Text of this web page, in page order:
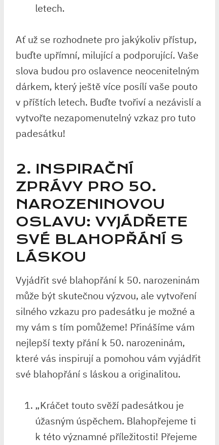
letech.
Ať už se rozhodnete pro jakýkoliv přístup,
buďte upřímní, milující a podporující. Vaše
⁣slova budou pro oslavence neocenitelným
⁣dárkem, který ještě více posílí vaše pouto
v příštích letech. Buďte tvořiví a nezávislí a
vytvořte nezapomenutelný vzkaz pro tuto
padesátku!
2. INSPIRAČNÍ
ZPRÁVY PRO 50.
NAROZENINOVOU
OSLAVU: VYJÁDŘETE
SVÉ​ BLAHOPŘÁNÍ ​S
LÁSKOU
Vyjádřit své blahopřání k 50. narozeninám
může být skutečnou výzvou, ale vytvoření
silného vzkazu pro padesátku je možné a
my vám s tím pomůžeme! Přinášíme vám⁣
nejlepší texty přání k 50.‌ narozeninám,‌
které vás inspirují a pomohou vám vyjádřit
své blahopřání s‍ láskou a originalitou.
„Kráčet touto svěží padesátkou je
úžasným úspěchem. Blahopřejeme ti
k této významné ​příležitosti! ‌Přejeme